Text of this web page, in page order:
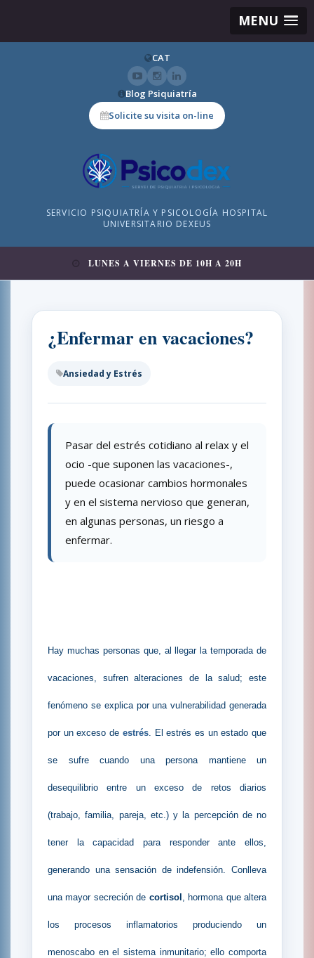
MENU
CAT
Blog Psiquiatría
Solicite su visita on-line
SERVICIO PSIQUIATRÍA Y PSICOLOGÍA HOSPITAL
UNIVERSITARIO DEXEUS
LUNES A VIERNES DE 10H A 20H
¿Enfermar en vacaciones?
Ansiedad y Estrés
Pasar del estrés cotidiano al relax y el
ocio -que suponen las vacaciones-,
puede ocasionar cambios hormonales
y en el sistema nervioso que generan,
en algunas personas, un riesgo a
enfermar.
Hay muchas personas que, al llegar la temporada de
vacaciones, sufren alteraciones de la salud; este
fenómeno se explica por una vulnerabilidad generada
por un exceso de estrés. El estrés es un estado que
se sufre cuando una persona mantiene un
desequilibrio entre un exceso de retos diarios
(trabajo, familia, pareja, etc.) y la percepción de no
tener la capacidad para responder ante ellos,
generando una sensación de indefensión. Conlleva
una mayor secreción de cortisol , hormona que altera
los procesos inflamatorios produciendo un
menoscabo en el sistema inmunitario; ello comporta